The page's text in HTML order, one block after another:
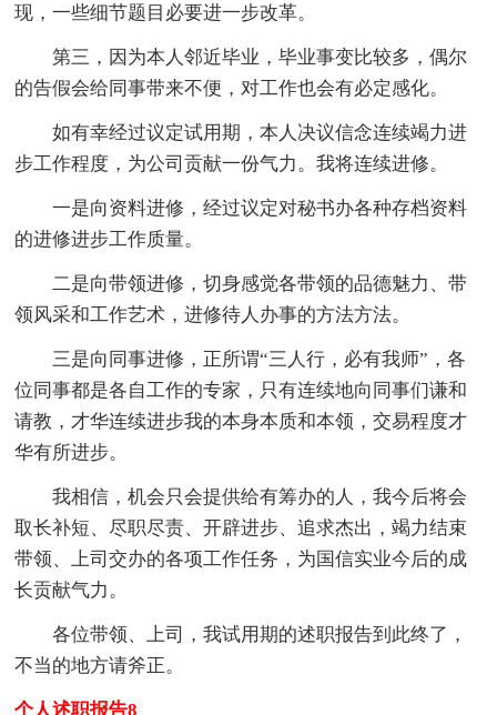
现，一些细节题目必要进一步改革。
第三，因为本人邻近毕业，毕业事变比较多，偶尔
的告假会给同事带来不便，对工作也会有必定感化。
如有幸经过议定试用期，本人决议信念连续竭力进
步工作程度，为公司贡献一份气力。我将连续进修。
一是向资料进修，经过议定对秘书办各种存档资料
的进修进步工作质量。
二是向带领进修，切身感觉各带领的品德魅力、带
领风采和工作艺术，进修待人办事的方法方法。
三是向同事进修，正所谓“三人行，必有我师”，各
位同事都是各自工作的专家，只有连续地向同事们谦和
请教，才华连续进步我的本身本质和本领，交易程度才
华有所进步。
我相信，机会只会提供给有筹办的人，我今后将会
取长补短、尽职尽责、开辟进步、追求杰出，竭力结束
带领、上司交办的各项工作任务，为国信实业今后的成
长贡献气力。
各位带领、上司，我试用期的述职报告到此终了，
不当的地方请斧正。
个人述职报告8